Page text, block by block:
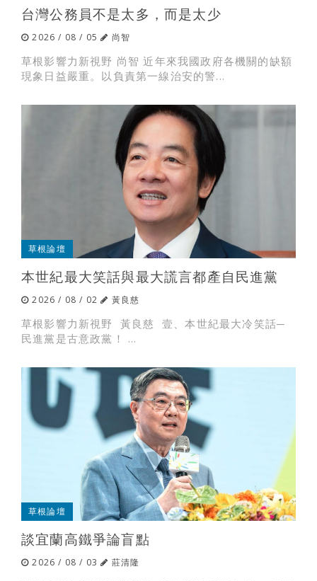
台灣公務員不是太多，而是太少
2026 / 08 / 05 尚智
草根影響力新視野 尚智 近年來我國政府各機關的缺額
現象日益嚴重。以負責第一線治安的警...
草根論壇
本世紀最大笑話與最大謊言都產自民進黨
2026 / 08 / 02 黃良慈
草根影響力新視野 黃良慈 壹、本世紀最大冷笑話─
民進黨是古意政黨！ ...
草根論壇
談宜蘭高鐵爭論盲點
2026 / 08 / 03 莊清隆